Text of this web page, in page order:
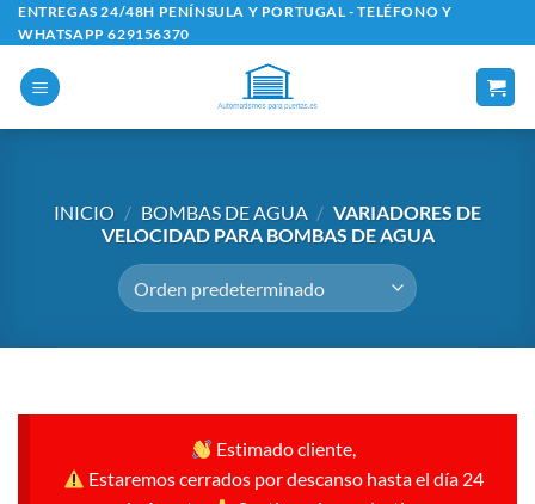
Saltar
al
contenido
ENTREGAS 24/48H PENÍNSULA Y PORTUGAL - TELÉFONO Y
WHATSAPP 629156370
INICIO / BOMBAS DE AGUA / VARIADORES DE
VELOCIDAD PARA BOMBAS DE AGUA
Estimado cliente,
Estaremos cerrados por descanso hasta el día 24